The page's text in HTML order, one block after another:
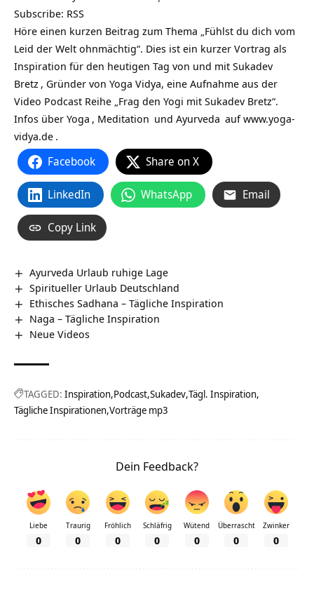
Subscribe: RSS
Höre einen kurzen Beitrag zum Thema „Fühlst du dich vom
Leid der Welt ohnmächtig“. Dies ist ein kurzer Vortrag als
Inspiration für den heutigen Tag von und mit Sukadev
Bretz , Gründer von Yoga Vidya, eine Aufnahme aus der
Video Podcast Reihe „Frag den Yogi mit Sukadev Bretz“.
Infos über Yoga , Meditation und Ayurveda aufwww.yoga-
vidya.de .
Facebook Share on X
LinkedIn WhatsApp Email
Copy Link
Ayurveda Urlaub ruhige Lage
Spiritueller Urlaub Deutschland
Ethisches Sadhana – Tägliche Inspiration
Naga – Tägliche Inspiration
Neue Videos
TAGGED: Inspiration Podcast Sukadev Tägl. Inspiration
Tägliche Inspirationen Vorträge mp3
Dein Feedback?
Liebe
0
Traurig
0
Fröhlich
0
Schläfrig
0
Wütend
0
Überrascht
0
Zwinker
0